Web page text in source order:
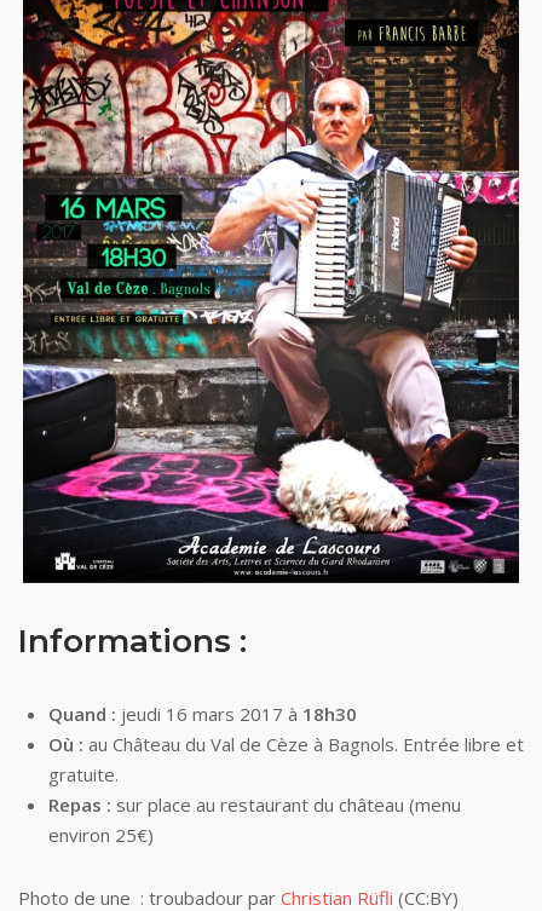
Informations :
Quand : jeudi 16 mars 2017 à 18h30
Où : au Château du Val de Cèze à Bagnols. Entrée libre et
gratuite.
Repas : sur place au restaurant du château (menu
environ 25€)
Photo de une : troubadour par Christian Rüfli (CC:BY)